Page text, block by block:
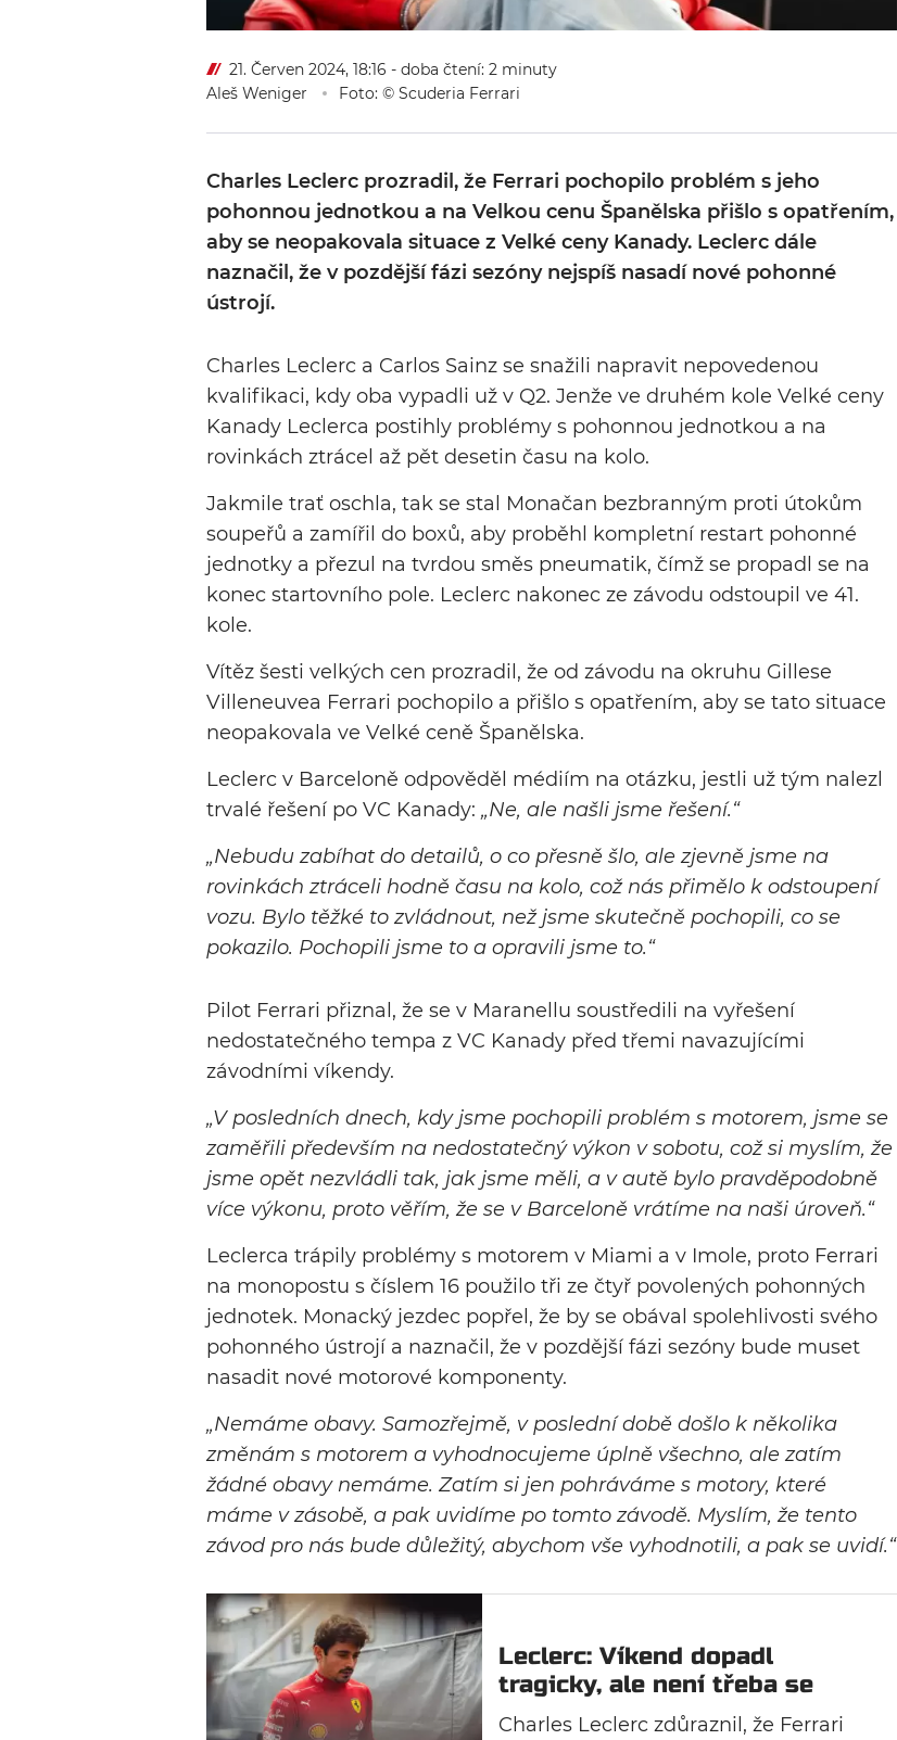
21. Červen 2024, 18:16 - doba čtení: 2 minuty
Aleš Weniger
Foto: © Scuderia Ferrari
Charles Leclerc prozradil, že Ferrari pochopilo problém s jeho
pohonnou jednotkou a na Velkou cenu Španělska přišlo s opatřením,
aby se neopakovala situace z Velké ceny Kanady. Leclerc dále
naznačil, že v pozdější fázi sezóny nejspíš nasadí nové pohonné
ústrojí.
Charles Leclerc a Carlos Sainz se snažili napravit nepovedenou
kvalifikaci, kdy oba vypadli už v Q2. Jenže ve druhém kole Velké ceny
Kanady Leclerca postihly problémy s pohonnou jednotkou a na
rovinkách ztrácel až pět desetin času na kolo.
Jakmile trať oschla, tak se stal Monačan bezbranným proti útokům
soupeřů a zamířil do boxů, aby proběhl kompletní restart pohonné
jednotky a přezul na tvrdou směs pneumatik, čímž se propadl se na
konec startovního pole. Leclerc nakonec ze závodu odstoupil ve 41.
kole.
Vítěz šesti velkých cen prozradil, že od závodu na okruhu Gillese
Villeneuvea Ferrari pochopilo a přišlo s opatřením, aby se tato situace
neopakovala ve Velké ceně Španělska.
Leclerc v Barceloně odpověděl médiím na otázku, jestli už tým nalezl
trvalé řešení po VC Kanady: „Ne, ale našli jsme řešení.“
„Nebudu zabíhat do detailů, o co přesně šlo, ale zjevně jsme na
rovinkách ztráceli hodně času na kolo, což nás přimělo k odstoupení
vozu. Bylo těžké to zvládnout, než jsme skutečně pochopili, co se
pokazilo. Pochopili jsme to a opravili jsme to.“
Pilot Ferrari přiznal, že se v Maranellu soustředili na vyřešení
nedostatečného tempa z VC Kanady před třemi navazujícími
závodními víkendy.
„V posledních dnech, kdy jsme pochopili problém s motorem, jsme se
zaměřili především na nedostatečný výkon v sobotu, což si myslím, že
jsme opět nezvládli tak, jak jsme měli, a v autě bylo pravděpodobně
více výkonu, proto věřím, že se v Barceloně vrátíme na naši úroveň.“
Leclerca trápily problémy s motorem v Miami a v Imole, proto Ferrari
na monopostu s číslem 16 použilo tři ze čtyř povolených pohonných
jednotek. Monacký jezdec popřel, že by se obával spolehlivosti svého
pohonného ústrojí a naznačil, že v pozdější fázi sezóny bude muset
nasadit nové motorové komponenty.
„Nemáme obavy. Samozřejmě, v poslední době došlo k několika
změnám s motorem a vyhodnocujeme úplně všechno, ale zatím
žádné obavy nemáme. Zatím si jen pohráváme s motory, které
máme v zásobě, a pak uvidíme po tomto závodě. Myslím, že tento
závod pro nás bude důležitý, abychom vše vyhodnotili, a pak se uvidí.“
Leclerc: Víkend dopadl
tragicky, ale není třeba se
hroutit
Charles Leclerc zdůraznil, že Ferrari